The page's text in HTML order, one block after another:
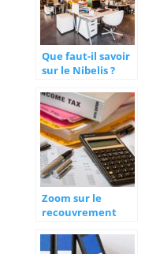
Que faut-il savoir
sur le Nibelis ?
Zoom sur le
recouvrement
créances